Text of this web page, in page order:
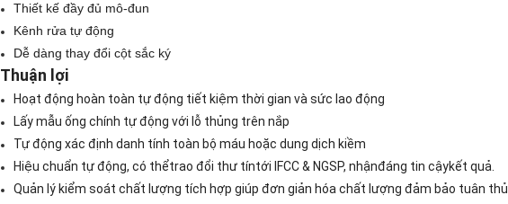
Thiết kế đầy đủ mô-đun
Kênh rửa tự động
Dễ dàng thay đổi cột sắc ký
Thuận lợi
Hoạt động hoàn toàn tự động tiết kiệm thời gian và sức lao động
Lấy mẫu ống chính tự động với lỗ thủng trên nắp
Tự động xác định danh tính toàn bộ máu hoặc dung dịch kiềm
Hiệu chuẩn tự động, có thểtrao đổi thư tíntới IFCC & NGSP, nhậnđáng tin cậykết quả.
Quản lý kiểm soát chất lượng tích hợp giúp đơn giản hóa chất lượng đảm bảo tuân thủ